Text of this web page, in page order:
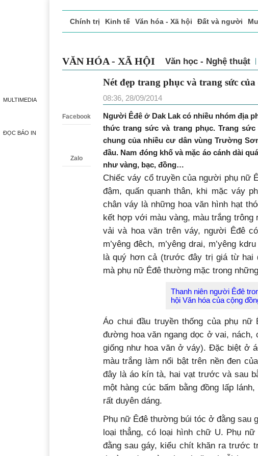
MULTIMEDIA
ĐỌC BÁO IN
Chính trị Kinh tế Văn hóa - Xã hội Đất và người
VĂN HÓA - XÃ HỘI Văn học - Nghệ thuật
Facebook
Zalo
Nét đẹp trang phục và trang sức
08:36, 28/09/2014
Người Êđê ở Dak Lak có nhiều nhóm địa
thức trang sức và trang phục. Trang
chung của nhiều cư dân vùng Trường
đầu. Nam đóng khố và mặc áo cánh dài
như vàng, bạc, đồng…
Chiếc váy cổ truyền của người phụ nữ
đậm, quấn quanh thân, khi mặc váy
chân váy là những hoa văn hình hạt
kết hợp với màu vàng, màu trắng
vải và hoa văn trên váy, người Êđê
m’yêng đêch, m’yêng drai, m’yêng
là quý hơn cả (trước đây trị giá từ hai
mà phụ nữ Êđê thường mặc trong
Thanh niên người Êđê
hội Văn hóa của cộng
Áo chui đầu truyền thống của phụ
đường hoa văn ngang dọc ở vai, nách,
giống như hoa văn ở váy). Đặc biệt ở
màu trắng làm nổi bật trên nền đen
đây là áo kín tà, hai vạt trước và sau
một hàng cúc bấm bằng đồng lấp
rất duyên dáng.
Phụ nữ Êđê thường búi tóc ở đằng sau
loại thẳng, có loại hình chữ U. Phụ
đằng sau gáy, kiểu chít khăn ra trước